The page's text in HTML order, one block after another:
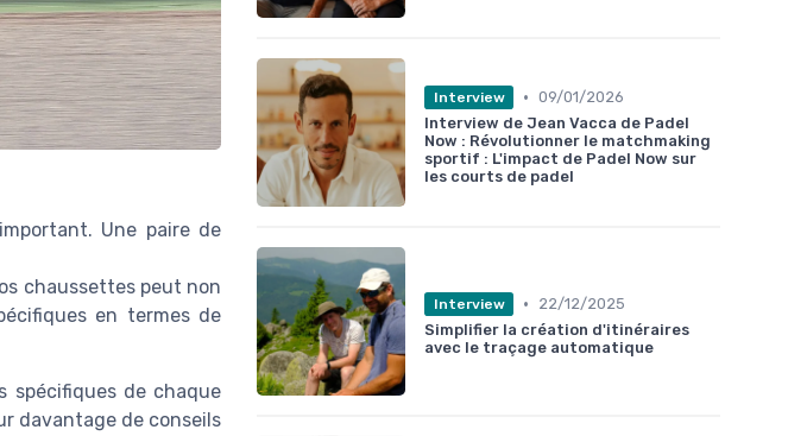
Une paire de
chaussettes peut non
en termes de
spécifiques de chaque
davantage de conseils
Interview • 09/01/2026
Interview de Jean Vacca de Padel
Now : Révolutionner le matchmaking
sportif : L'impact de Padel Now sur
les courts de padel
Interview •
22/12/2025
Simplifier la création d'itinéraires
avec le traçage automatique